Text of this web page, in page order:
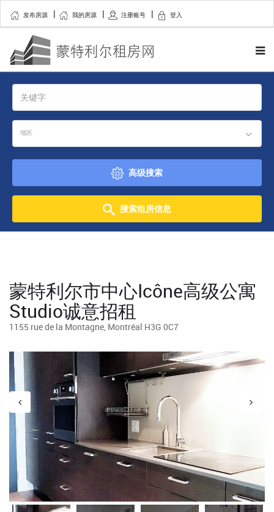
发布房源 我的房源 注册账号 登入
地区
高级搜索
搜索租房信息
蒙特利尔市中心Icône高级公寓
Studio诚意招租
1155 rue de la Montagne, Montréal H3G 0C7